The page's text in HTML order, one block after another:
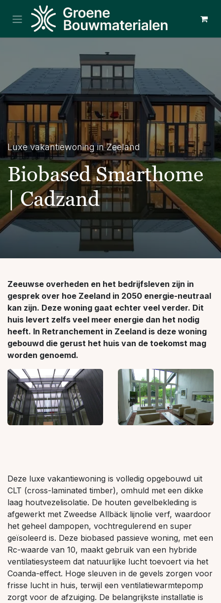
Overslaan naar inhoud
Luxe vakantiewoning in Zeeland
Biobased Smarthome
| Cadzand
Zeeuwse overheden en het bedrijfsleven zijn in
gesprek over hoe Zeeland in 2050 energie-neutraal
kan zijn. Deze woning gaat echter veel verder. Dit
huis levert zelfs veel meer energie dan het nodig
heeft. In Retranchement in Zeeland is deze woning
gebouwd die gerust het huis van de toekomst mag
worden genoemd.
Deze luxe vakantiewoning is volledig opgebouwd uit
CLT (cross-laminated timber), omhuld met een dikke
laag houtvezelisolatie. De houten gevelbekleding is
afgewerkt met Zweedse Allbäck lijnolie verf, waardoor
het geheel dampopen, vochtregulerend en super
geïsoleerd is. Deze biobased passieve woning, met een
Rc-waarde van 10, maakt gebruik van een hybride
ventilatiesysteem dat natuurlijke lucht toevoert via het
Coanda-effect. Hoge sleuven in de gevels zorgen voor
frisse lucht in huis, terwijl een ventilatiewarmtepomp
zorgt voor de afzuiging. De belangrijkste installatie is